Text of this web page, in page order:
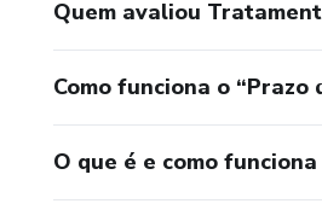
Quem avaliou
Como funciona o “Prazo
O que é e como